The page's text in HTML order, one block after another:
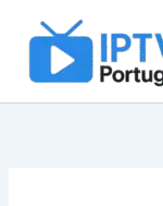
content
for: